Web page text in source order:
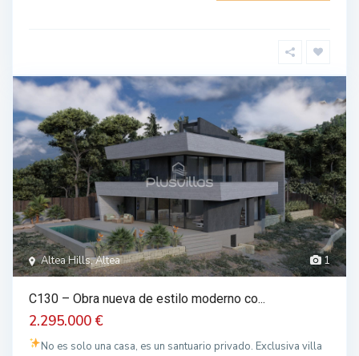
1
Altea Hills, Altea
C130 – Obra nueva de estilo moderno co...
2.295.000 €
No es solo una casa, es un santuario privado. Exclusiva villa